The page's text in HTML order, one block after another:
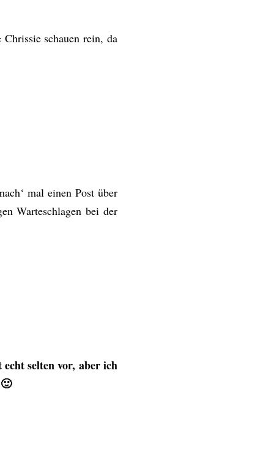
schauen rein, da
mal einen Post über
Warteschlagen bei der
selten vor, aber ich